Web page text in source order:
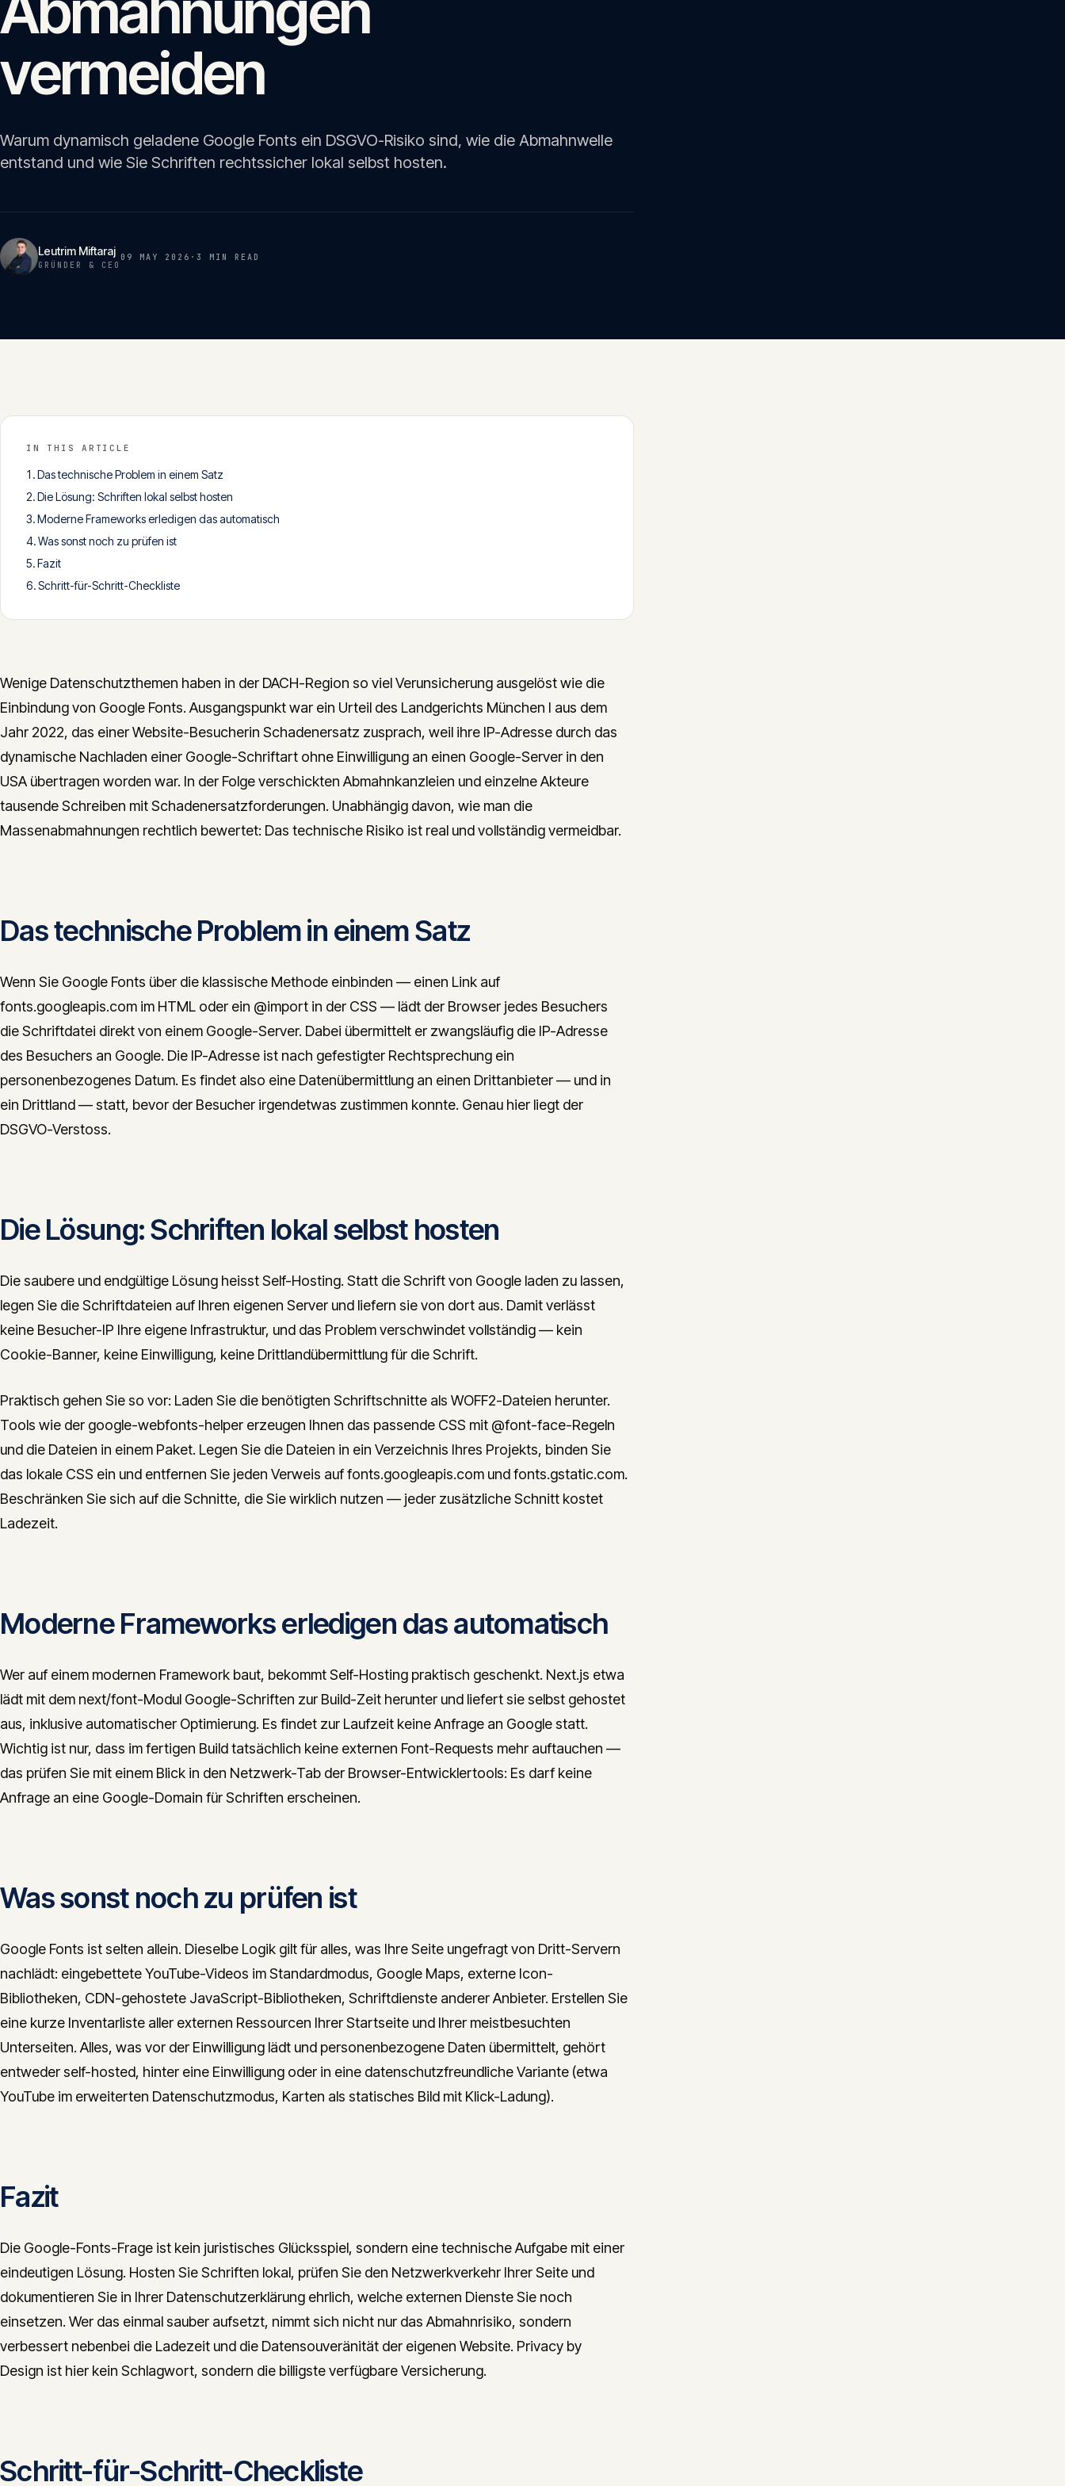
vermeiden
Warum dynamisch geladene Google Fonts ein DSGVO-Risiko sind, wie die Abmahnwelle
entstand und wie Sie Schriften rechtssicher lokal selbst hosten.
Leutrim Miftaraj
GRÜNDER & CEO
09 MAY 2026 · 3 MIN READ
IN THIS ARTICLE
Das technische Problem in einem Satz
Die Lösung: Schriften lokal selbst hosten
Moderne Frameworks erledigen das automatisch
Was sonst noch zu prüfen ist
Fazit
Schritt-für-Schritt-Checkliste
Wenige Datenschutzthemen haben in der DACH-Region so viel Verunsicherung ausgelöst wie die
Einbindung von Google Fonts. Ausgangspunkt war ein Urteil des Landgerichts München I aus dem
Jahr 2022, das einer Website-Besucherin Schadenersatz zusprach, weil ihre IP-Adresse durch das
dynamische Nachladen einer Google-Schriftart ohne Einwilligung an einen Google-Server in den
USA übertragen worden war. In der Folge verschickten Abmahnkanzleien und einzelne Akteure
tausende Schreiben mit Schadenersatzforderungen. Unabhängig davon, wie man die
Massenabmahnungen rechtlich bewertet: Das technische Risiko ist real und vollständig vermeidbar.
Das technische Problem in einem Satz
Wenn Sie Google Fonts über die klassische Methode einbinden — einen Link auf
fonts.googleapis.com im HTML oder ein @import in der CSS — lädt der Browser jedes Besuchers
die Schriftdatei direkt von einem Google-Server. Dabei übermittelt er zwangsläufig die IP-Adresse
des Besuchers an Google. Die IP-Adresse ist nach gefestigter Rechtsprechung ein
personenbezogenes Datum. Es findet also eine Datenübermittlung an einen Drittanbieter — und in
ein Drittland — statt, bevor der Besucher irgendetwas zustimmen konnte. Genau hier liegt der
DSGVO-Verstoss.
Die Lösung: Schriften lokal selbst hosten
Die saubere und endgültige Lösung heisst Self-Hosting. Statt die Schrift von Google laden zu lassen,
legen Sie die Schriftdateien auf Ihren eigenen Server und liefern sie von dort aus. Damit verlässt
keine Besucher-IP Ihre eigene Infrastruktur, und das Problem verschwindet vollständig — kein
Cookie-Banner, keine Einwilligung, keine Drittlandübermittlung für die Schrift.
Praktisch gehen Sie so vor: Laden Sie die benötigten Schriftschnitte als WOFF2-Dateien herunter.
Tools wie der google-webfonts-helper erzeugen Ihnen das passende CSS mit @font-face-Regeln
und die Dateien in einem Paket. Legen Sie die Dateien in ein Verzeichnis Ihres Projekts, binden Sie
das lokale CSS ein und entfernen Sie jeden Verweis auf fonts.googleapis.com und fonts.gstatic.com.
Beschränken Sie sich auf die Schnitte, die Sie wirklich nutzen — jeder zusätzliche Schnitt kostet
Ladezeit.
Moderne Frameworks erledigen das automatisch
Wer auf einem modernen Framework baut, bekommt Self-Hosting praktisch geschenkt. Next.js etwa
lädt mit dem next/font-Modul Google-Schriften zur Build-Zeit herunter und liefert sie selbst gehostet
aus, inklusive automatischer Optimierung. Es findet zur Laufzeit keine Anfrage an Google statt.
Wichtig ist nur, dass im fertigen Build tatsächlich keine externen Font-Requests mehr auftauchen —
das prüfen Sie mit einem Blick in den Netzwerk-Tab der Browser-Entwicklertools: Es darf keine
Anfrage an eine Google-Domain für Schriften erscheinen.
Was sonst noch zu prüfen ist
Google Fonts ist selten allein. Dieselbe Logik gilt für alles, was Ihre Seite ungefragt von Dritt-Servern
nachlädt: eingebettete YouTube-Videos im Standardmodus, Google Maps, externe Icon-
Bibliotheken, CDN-gehostete JavaScript-Bibliotheken, Schriftdienste anderer Anbieter. Erstellen Sie
eine kurze Inventarliste aller externen Ressourcen Ihrer Startseite und Ihrer meistbesuchten
Unterseiten. Alles, was vor der Einwilligung lädt und personenbezogene Daten übermittelt, gehört
entweder self-hosted, hinter eine Einwilligung oder in eine datenschutzfreundliche Variante (etwa
YouTube im erweiterten Datenschutzmodus, Karten als statisches Bild mit Klick-Ladung).
Fazit
Die Google-Fonts-Frage ist kein juristisches Glücksspiel, sondern eine technische Aufgabe mit einer
eindeutigen Lösung. Hosten Sie Schriften lokal, prüfen Sie den Netzwerkverkehr Ihrer Seite und
dokumentieren Sie in Ihrer Datenschutzerklärung ehrlich, welche externen Dienste Sie noch
einsetzen. Wer das einmal sauber aufsetzt, nimmt sich nicht nur das Abmahnrisiko, sondern
verbessert nebenbei die Ladezeit und die Datensouveränität der eigenen Website. Privacy by
Design ist hier kein Schlagwort, sondern die billigste verfügbare Versicherung.
Schritt-für-Schritt-Checkliste